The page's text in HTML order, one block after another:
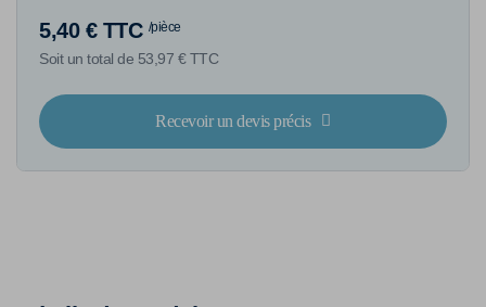
5,40 € TTC /pièce
Soit un total de 53,97 € TTC
Recevoir un devis précis